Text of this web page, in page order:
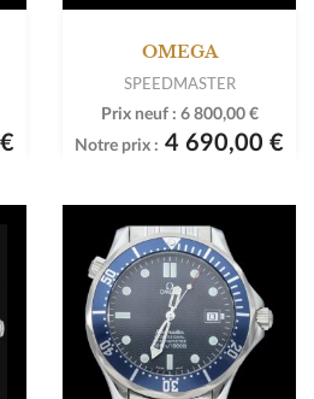
OMEGA
SPEEDMASTER
Prix neuf : 6 800,00 €
Notre prix : 4 690,00 €